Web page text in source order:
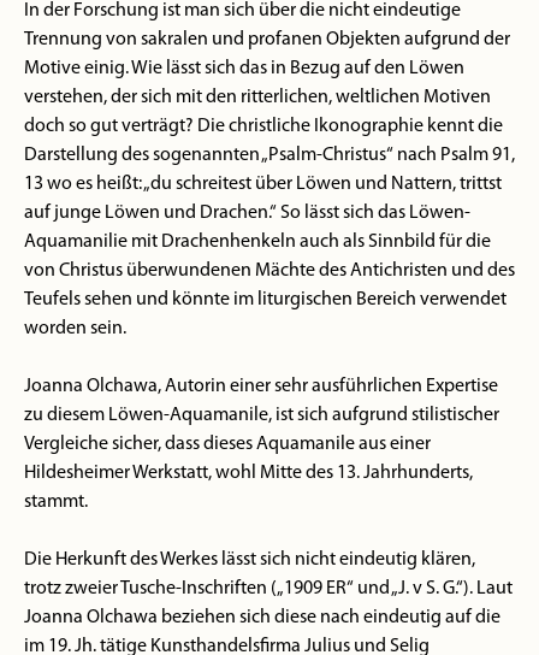
In der Forschung ist man sich über die nicht eindeutige
Trennung von sakralen und profanen Objekten aufgrund der
Motive einig. Wie lässt sich das in Bezug auf den Löwen
verstehen, der sich mit den ritterlichen, weltlichen Motiven
doch so gut verträgt? Die christliche Ikonographie kennt die
Darstellung des sogenannten „Psalm-Christus“ nach Psalm 91,
13 wo es heißt: „du schreitest über Löwen und Nattern, trittst
auf junge Löwen und Drachen.“ So lässt sich das Löwen-
Aquamanilie mit Drachenhenkeln auch als Sinnbild für die
von Christus überwundenen Mächte des Antichristen und des
Teufels sehen und könnte im liturgischen Bereich verwendet
worden sein.
Joanna Olchawa, Autorin einer sehr ausführlichen Expertise
zu diesem Löwen-Aquamanile, ist sich aufgrund stilistischer
Vergleiche sicher, dass dieses Aquamanile aus einer
Hildesheimer Werkstatt, wohl Mitte des 13. Jahrhunderts,
stammt.
Die Herkunft des Werkes lässt sich nicht eindeutig klären,
trotz zweier Tusche-Inschriften („1909 ER“ und „J. v S. G.“). Laut
Joanna Olchawa beziehen sich diese nach eindeutig auf die
im 19. Jh. tätige Kunsthandelsfirma Julius und Selig